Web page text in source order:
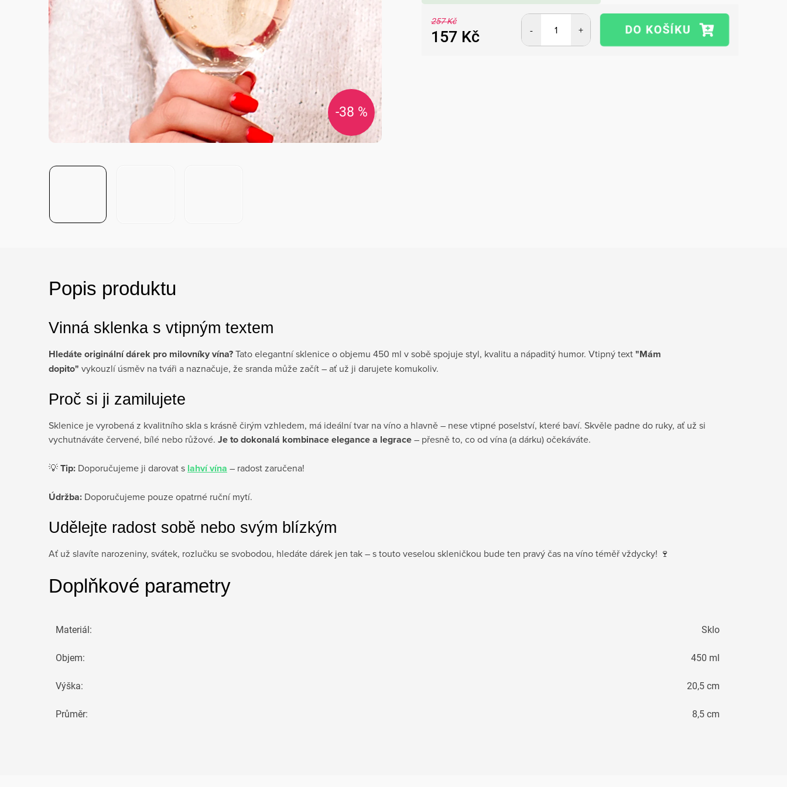
-38 %
257 Kč
157 Kč
Popis produktu
Vinná sklenka s vtipným textem
Hledáte originální dárek pro milovníky vína?Tato elegantní sklenice o objemu 450 ml v sobě spojuje styl, kvalitu a nápaditý humor. Vtipný text"Mám
dopito" vykouzlí úsměv na tváři a naznačuje, že sranda může začít – ať už ji darujete komukoliv.
Proč si ji zamilujete
Sklenice je vyrobená z kvalitního skla s krásně čirým vzhledem, má ideální tvar na víno a hlavně – nese vtipné poselství, které baví. Skvěle padne do ruky, ať už si
vychutnáváte červené, bílé nebo růžové. Je to dokonalá kombinace elegance a legrace– přesně to, co od vína (a dárku) očekáváte.
💡Tip: Doporučujeme ji darovat s lahví vína – radost zaručena!
Údržba: Doporučujeme pouze opatrné ruční mytí.
Udělejte radost sobě nebo svým blízkým
Ať už slavíte narozeniny, svátek, rozlučku se svobodou, hledáte dárek jen tak – s touto veselou skleničkou bude ten pravý čas na víno téměř vždycky! 🍷
Doplňkové parametry
Materiál: Sklo
Objem: 450 ml
Výška: 20,5 cm
Průměr: 8,5 cm